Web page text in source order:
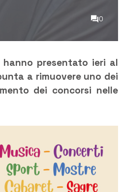
0
presentato ieri al
a rimuovere uno dei
dei concorsi nelle